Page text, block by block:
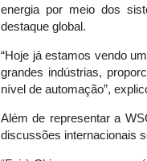
energia por meio dos
destaque global.
“Hoje já estamos vendo
grandes indústrias,
nível de automação”,
Além de representar a
discussões internacionais